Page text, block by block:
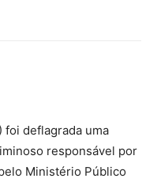
deflagrada uma
responsável por
Ministério Público